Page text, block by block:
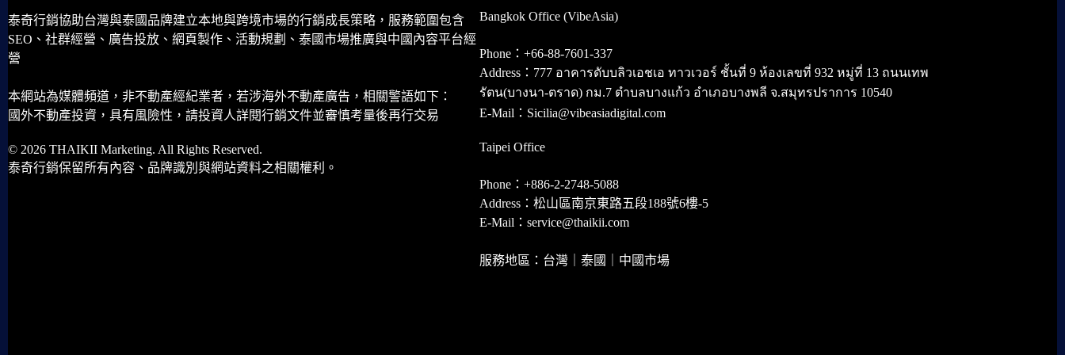
泰奇行銷協助台灣與泰國品牌建立本地與跨境市場的行銷成長策略，服務範圍包含
SEO、社群經營、廣告投放、網頁製作、活動規劃、泰國市場推廣與中國內容平台經
營
本網站為媒體頻道，非不動產經紀業者，若涉海外不動產廣告，相關警語如下：
國外不動產投資，具有風險性，請投資人詳閱行銷文件並審慎考量後再行交易
© 2026 THAIKII Marketing. All Rights Reserved.
泰奇行銷保留所有內容、品牌識別與網站資料之相關權利。
Bangkok Office (VibeAsia)
Phone：+66-88-7601-337
Address：777 อาคารดับบลิวเอชเอ ทาวเวอร์ ชั้นที่ 9 ห้องเลขที่ 932 หมู่ที่ 13 ถนนเทพ
รัตน(บางนา-ตราด) กม.7 ตำบลบางแก้ว อำเภอบางพลี จ.สมุทรปราการ 10540
E-Mail：Sicilia@vibeasiadigital.com
Taipei Office
Phone：+886-2-2748-5088
Address：松山區南京東路五段188號6樓-5
E-Mail：service@thaikii.com
服務地區：台灣｜泰國｜中國市場